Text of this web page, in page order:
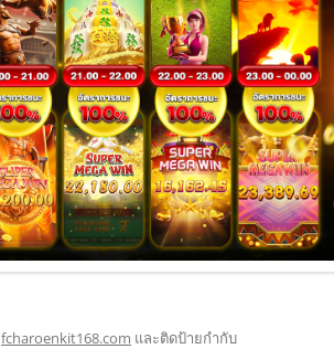
fcharoenkit168.com และติดป้ายกำกับ